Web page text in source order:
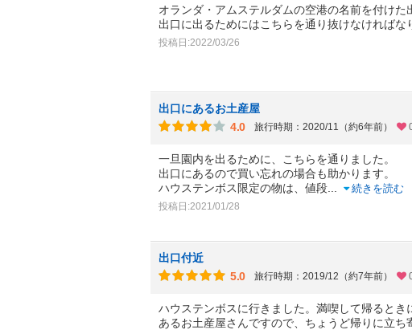
オランダ・アムステルダムの空港の名前を付けた
出口に出るためにはこちらを通り抜けなければな
投稿日:2022/03/26
出口にあるお土産屋
4.0
旅行時期：2020/11（約6年前）
一旦園内を出るために、こちらを通りました。
出口にあるので買い忘れの場合も助かります。
ハウステンボス限定の物は、値段
続きを読む
投稿日:2021/01/28
出口付近
5.0
旅行時期：2019/12（約7年前）
ハウステンボスに行きました。満喫して帰るとき
あるお土産屋さんですので、ちょうど帰りに立ち